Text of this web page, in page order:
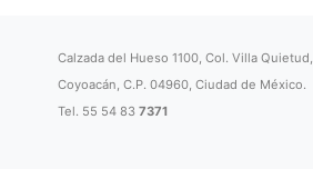
Calzada del Hueso 1100, Col. Villa Quietud,
Coyoacán, C.P. 04960, Ciudad de México.
Tel. 55 54 837371